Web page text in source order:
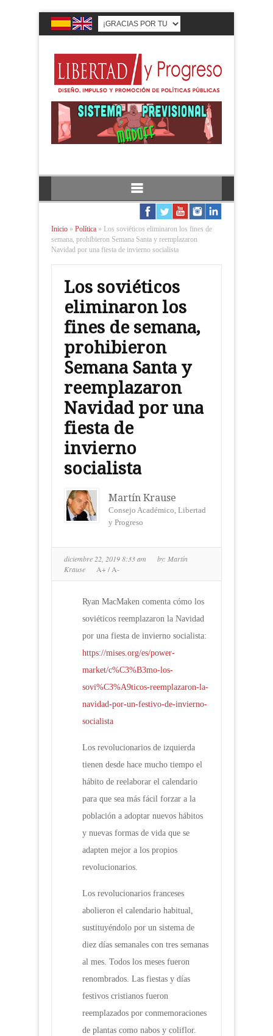
Inicio » Política » Los soviéticos eliminaron los fines de
semana, prohibieron Semana Santa y reemplazaron
Navidad por una fiesta de invierno socialista
Los soviéticos
eliminaron los
fines de semana,
prohibieron
Semana Santa y
reemplazaron
Navidad por una
fiesta de
invierno
socialista
Martín Krause
Consejo Académico, Libertad
y Progreso
diciembre 22, 2019 8:33 am by: Martín
Krause
A+/A-
Ryan MacMaken comenta cómo los
soviéticos reemplazaron la Navidad
por una fiesta de invierno socialista:
https://mises.org/es/power-
market/c%C3%B3mo-los-
sovi%C3%A9ticos-reemplazaron-la-
navidad-por-un-festivo-de-invierno-
socialista
Los revolucionarios de izquierda
tienen desde hace mucho tiempo el
hábito de reelaborar el calendario
para que sea más fácil forzar a la
población a adoptar nuevos hábitos
y nuevas formas de vida que se
adapten mejor a los propios
revolucionarios.
Los revolucionarios franceses
abolieron el calendario habitual,
sustituyéndolo por un sistema de
diez días semanales con tres semanas
al mes. Todos los meses fueron
renombrados. Las fiestas y días
festivos cristianos fueron
reemplazados por conmemoraciones
de plantas como nabos y coliflor.